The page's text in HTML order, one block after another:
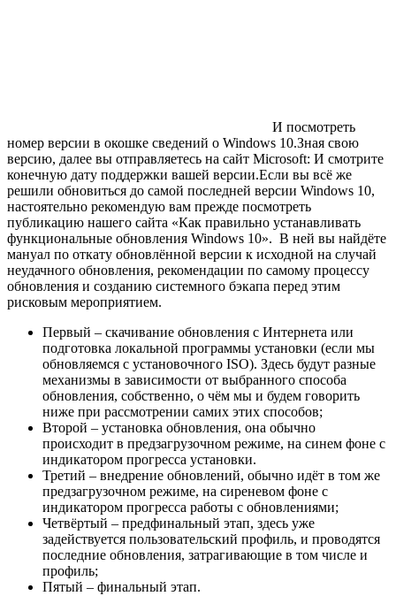
И посмотреть
номер версии в окошке сведений о Windows 10.Зная свою
версию, далее вы отправляетесь на сайт Microsoft: И смотрите
конечную дату поддержки вашей версии.Если вы всё же
решили обновиться до самой последней версии Windows 10,
настоятельно рекомендую вам прежде посмотреть
публикацию нашего сайта «Как правильно устанавливать
функциональные обновления Windows 10». В ней вы найдёте
мануал по откату обновлённой версии к исходной на случай
неудачного обновления, рекомендации по самому процессу
обновления и созданию системного бэкапа перед этим
рисковым мероприятием.
Первый – скачивание обновления с Интернета или
подготовка локальной программы установки (если мы
обновляемся с установочного ISO). Здесь будут разные
механизмы в зависимости от выбранного способа
обновления, собственно, о чём мы и будем говорить
ниже при рассмотрении самих этих способов;
Второй – установка обновления, она обычно
происходит в предзагрузочном режиме, на синем фоне с
индикатором прогресса установки.
Третий – внедрение обновлений, обычно идёт в том же
предзагрузочном режиме, на сиреневом фоне с
индикатором прогресса работы с обновлениями;
Четвёртый – предфинальный этап, здесь уже
задействуется пользовательский профиль, и проводятся
последние обновления, затрагивающие в том числе и
профиль;
Пятый – финальный этап.